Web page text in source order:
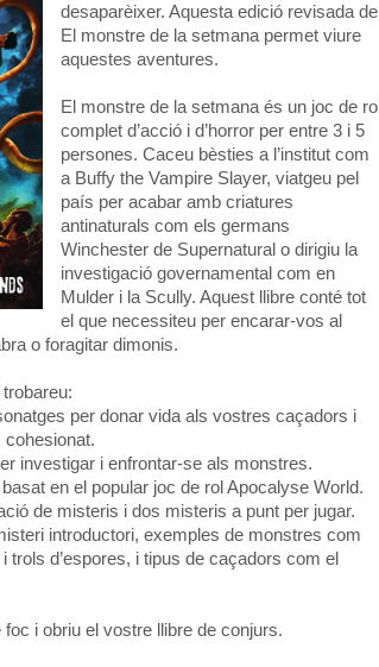
desaparèixer. Aquesta edició revisada de
El monstre de la setmana permet viure
aquestes aventures.
El monstre de la setmana és un joc de rol
complet d’acció i d’horror per entre 3 i 5
persones. Caceu bèsties a l’institut com
a Buffy the Vampire Slayer, viatgeu pel
país per acabar amb criatures
antinaturals com els germans
Winchester de Supernatural o dirigiu la
investigació governamental com en
Mulder i la Scully. Aquest llibre conté tot
el que necessiteu per encarar-vos al
o foragitar dimonis.
per donar vida als vostres caçadors i
cohesionat.
investigar i enfrontar-se als monstres.
en el popular joc de rol Apocalyse World.
de misteris i dos misteris a punt per jugar.
introductori, exemples de monstres com
d’espores, i tipus de caçadors com el
foc i obriu el vostre llibre de conjurs.